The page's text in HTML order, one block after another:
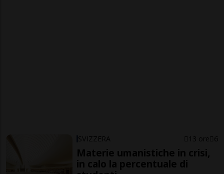
SVIZZERA 13 ore 6
Materie umanistiche in crisi,
in calo la percentuale di